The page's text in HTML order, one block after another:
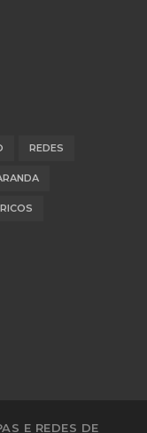
REDES
E REDES DE